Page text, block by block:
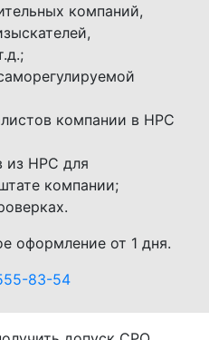
компаний,
компании в НРС
из НРС для
компании;
оформление от 1 дня.
83-54